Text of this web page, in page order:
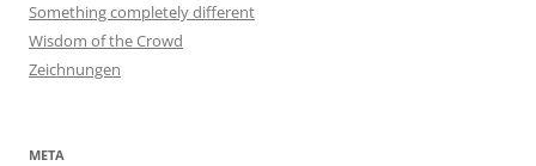
Something completely different
Wisdom of the Crowd
Zeichnungen
META